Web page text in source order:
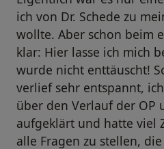
ich von Dr. Schede zu
wollte. Aber schon beim
klar: Hier lasse ich mich
wurde nicht enttäuscht!
verlief sehr entspannt,
über den Verlauf der OP
aufgeklärt und hatte viel
alle Fragen zu stellen,